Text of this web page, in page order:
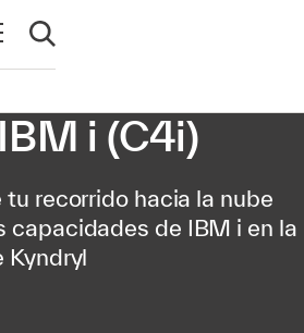
navegación
Abrir búsqueda
i (C4i)
recorrido hacia la nube
capacidades de IBM i en la
Kyndryl